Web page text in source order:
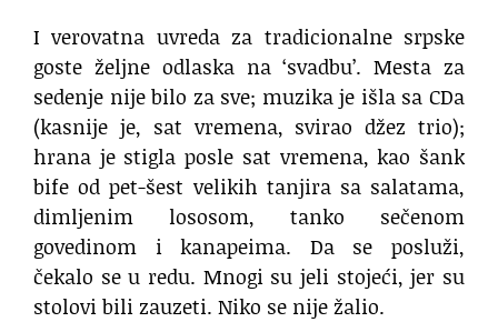
I verovatna uvreda za tradicionalne srpske
goste željne odlaska na ‘svadbu’. Mesta za
sedenje nije bilo za sve; muzika je išla sa CDa
(kasnije je, sat vremena, svirao džez trio);
hrana je stigla posle sat vremena, kao šank
bife od pet-šest velikih tanjira sa salatama,
dimljenim lososom, tanko sečenom
govedinom i kanapeima. Da se posluži,
čekalo se u redu. Mnogi su jeli stojeći, jer su
stolovi bili zauzeti. Niko se nije žalio.